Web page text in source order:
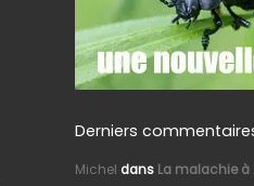
Derniers
Michel dans La malachie à